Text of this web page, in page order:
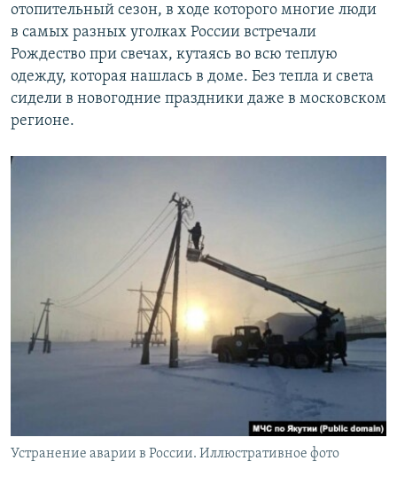
отопительный сезон, в ходе которого многие люди
в самых разных уголках России встречали
Рождество при свечах, кутаясь во всю теплую
одежду, которая нашлась в доме. Без тепла и света
сидели в новогодние праздники даже в московском
регионе.
Устранение аварии в России. Иллюстративное фото